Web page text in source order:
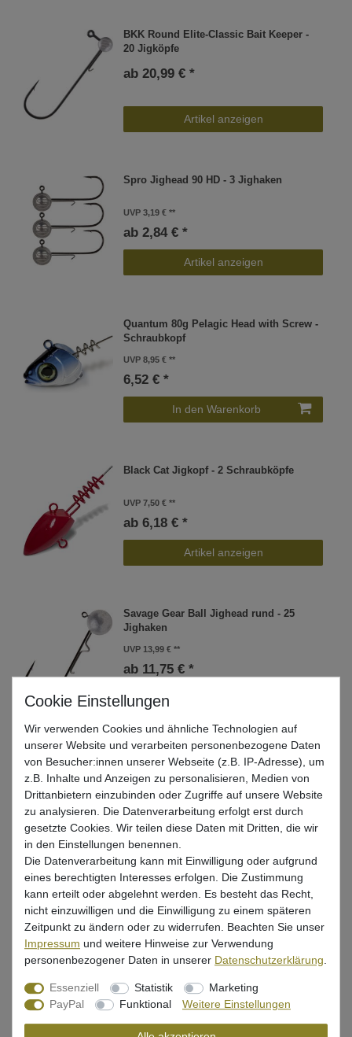
BKK Round Elite-Classic Bait Keeper -
20 Jigköpfe
ab 20,99 € *
Artikel anzeigen
Spro Jighead 90 HD - 3 Jighaken
UVP 3,19 €
ab 2,84 € *
Artikel anzeigen
Quantum 80g Pelagic Head with Screw -
Schraubkopf
UVP 8,95 €
6,52 € *
In den Warenkorb
Black Cat Jigkopf - 2 Schraubköpfe
UVP 7,50 €
ab 6,18 € *
Artikel anzeigen
Savage Gear Ball Jighead rund - 25
Jighaken
UVP 13,99 €
ab 11,75 € *
Savage Gear Ball Jighead - 25 Jigköpfe
UVP 13,99 €
ab 11,75 € *
Black Cat Claw Single Haken DG - 5
UVP 10,50 €
ab 8,66 € *
Artikel anzeigen
Wir verwenden Cookies und ähnliche Technologien auf
unserer Website und verarbeiten personenbezogene Daten
von Besucher:innen unserer Webseite (z.B. IP-Adresse), um
z.B. Inhalte und Anzeigen zu personalisieren, Medien von
Drittanbietern einzubinden oder Zugriffe auf unsere Website
zu analysieren. Die Datenverarbeitung erfolgt erst durch
gesetzte Cookies. Wir teilen diese Daten mit Dritten, die wir
in den Einstellungen benennen.
Die Datenverarbeitung kann mit Einwilligung oder aufgrund
eines berechtigten Interesses erfolgen. Die Zustimmung
kann erteilt oder abgelehnt werden. Es besteht das Recht,
nicht einzuwilligen und die Einwilligung zu einem späteren
Zeitpunkt zu ändern oder zu widerrufen. Beachten Sie unser
Impressum und weitere Hinweise zur Verwendung
personenbezogener Daten in unserer Daten­schutz­erklärung.
Essenziell Statistik
Marketing
PayPal
Funktional Weitere Einstellungen